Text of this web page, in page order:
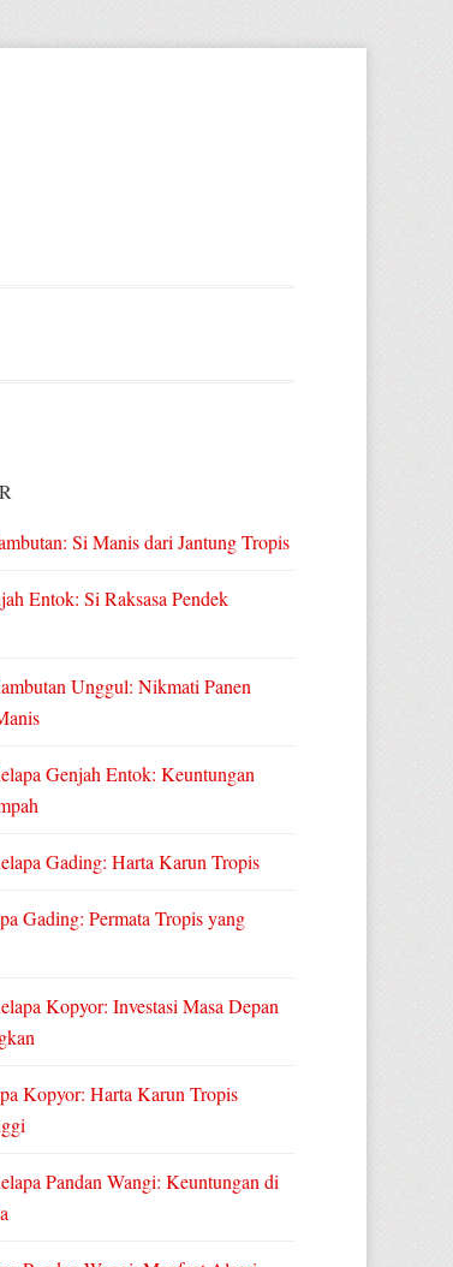
Si Manis dari Jantung Tropis
Entok: Si Raksasa Pendek
Unggul: Nikmati Panen
Genjah Entok: Keuntungan
Gading: Harta Karun Tropis
Gading: Permata Tropis yang
Kopyor: Investasi Masa Depan
Kopyor: Harta Karun Tropis
Pandan Wangi: Keuntungan di